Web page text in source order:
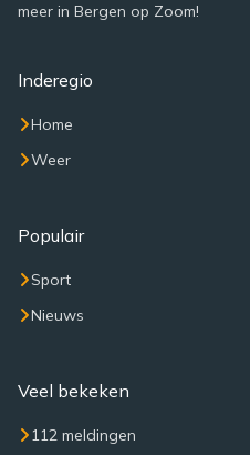
meer in Bergen op Zoom!
Inderegio
Home
Weer
Populair
Sport
Nieuws
Veel bekeken
112 meldingen